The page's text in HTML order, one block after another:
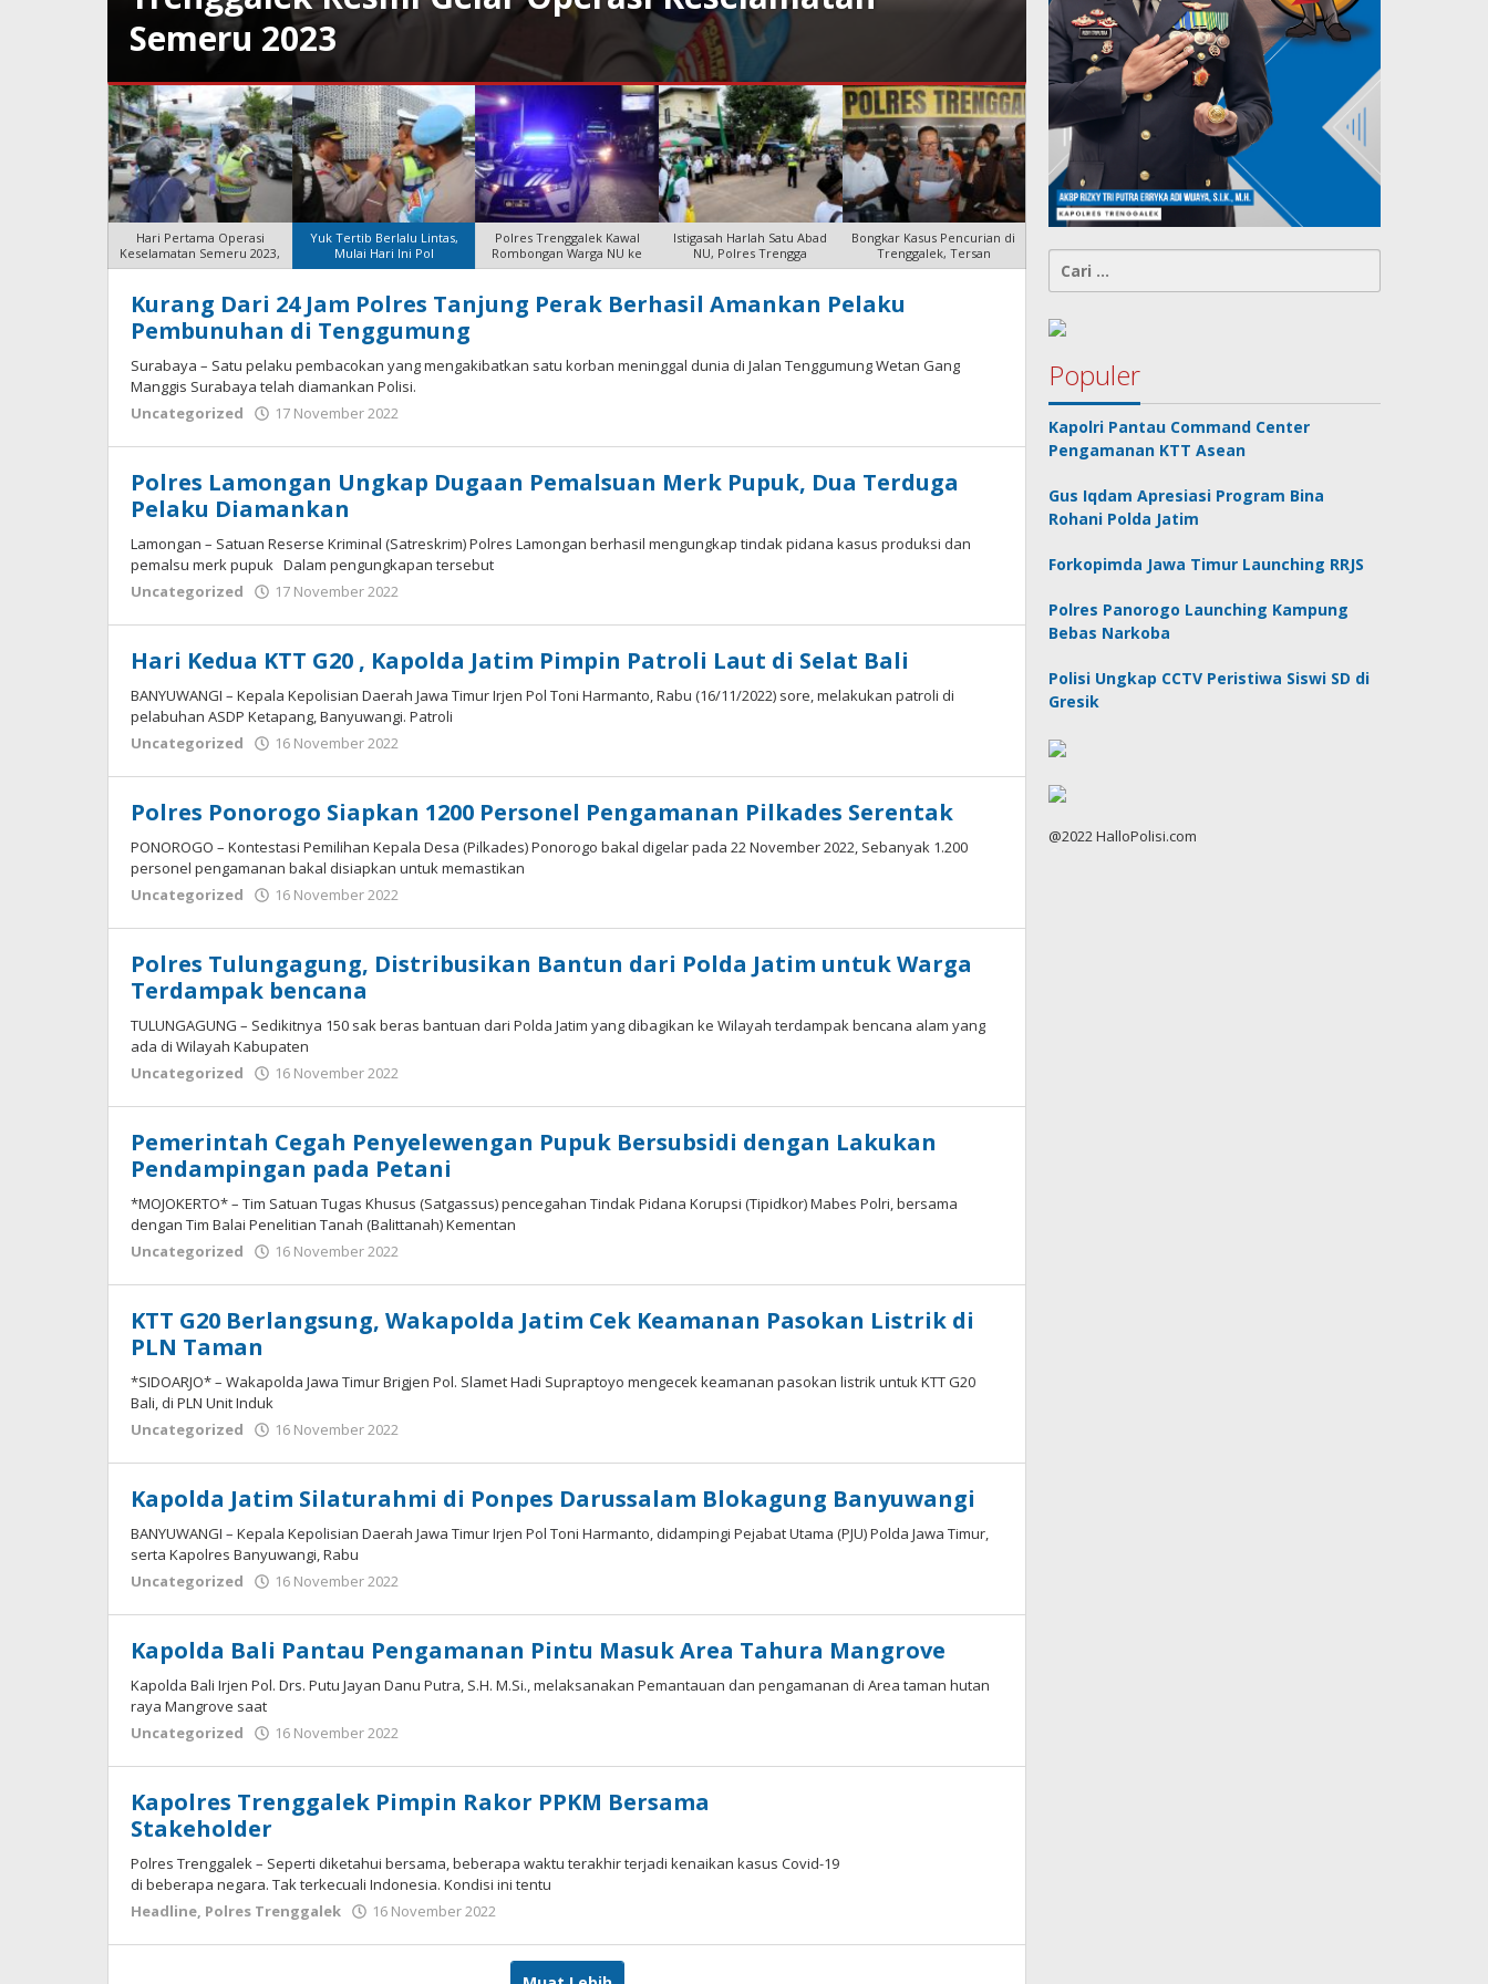
Semeru 2023
Sidoarjo
Hari Pertama Operasi
Keselamatan Semeru 2023,
Yuk Tertib Berlalu Lintas,
Mulai Hari Ini Pol
Polres Trenggalek Kawal
Rombongan Warga NU ke
Istigasah Harlah Satu Abad
NU, Polres Trengga
Bongkar Kasus Pencurian di
Trenggalek, Tersan
HALLOPOLISI.COM
Kurang Dari 24 Jam Polres Tanjung Perak Berhasil Amankan Pelaku
Pembunuhan di Tenggumung
Surabaya – Satu pelaku pembacokan yang mengakibatkan satu korban meninggal dunia di Jalan Tenggumung Wetan Gang
Manggis Surabaya telah diamankan Polisi.
Uncategorized
17 November 2022
Polres Lamongan Ungkap Dugaan Pemalsuan Merk Pupuk, Dua Terduga
Pelaku Diamankan
Lamongan – Satuan Reserse Kriminal (Satreskrim) Polres Lamongan berhasil mengungkap tindak pidana kasus produksi dan
pemalsu merk pupuk Dalam pengungkapan tersebut
Uncategorized
17 November 2022
Hari Kedua KTT G20 , Kapolda Jatim Pimpin Patroli Laut di Selat Bali
BANYUWANGI – Kepala Kepolisian Daerah Jawa Timur Irjen Pol Toni Harmanto, Rabu (16/11/2022) sore, melakukan patroli di
pelabuhan ASDP Ketapang, Banyuwangi. Patroli
Uncategorized
16 November 2022
Polres Ponorogo Siapkan 1200 Personel Pengamanan Pilkades Serentak
PONOROGO – Kontestasi Pemilihan Kepala Desa (Pilkades) Ponorogo bakal digelar pada 22 November 2022, Sebanyak 1.200
personel pengamanan bakal disiapkan untuk memastikan
Uncategorized
16 November 2022
Polres Tulungagung, Distribusikan Bantun dari Polda Jatim untuk Warga
Terdampak bencana
TULUNGAGUNG – Sedikitnya 150 sak beras bantuan dari Polda Jatim yang dibagikan ke Wilayah terdampak bencana alam yang
ada di Wilayah Kabupaten
Uncategorized
16 November 2022
Pemerintah Cegah Penyelewengan Pupuk Bersubsidi dengan Lakukan
Pendampingan pada Petani
*MOJOKERTO* – Tim Satuan Tugas Khusus (Satgassus) pencegahan Tindak Pidana Korupsi (Tipidkor) Mabes Polri, bersama
dengan Tim Balai Penelitian Tanah (Balittanah) Kementan
Uncategorized
16 November 2022
KTT G20 Berlangsung, Wakapolda Jatim Cek Keamanan Pasokan Listrik di
PLN Taman
*SIDOARJO* – Wakapolda Jawa Timur Brigjen Pol. Slamet Hadi Supraptoyo mengecek keamanan pasokan listrik untuk KTT G20
Bali, di PLN Unit Induk
Uncategorized
16 November 2022
Kapolda Jatim Silaturahmi di Ponpes Darussalam Blokagung Banyuwangi
BANYUWANGI – Kepala Kepolisian Daerah Jawa Timur Irjen Pol Toni Harmanto, didampingi Pejabat Utama (PJU) Polda Jawa Timur,
serta Kapolres Banyuwangi, Rabu
Uncategorized
16 November 2022
Kapolda Bali Pantau Pengamanan Pintu Masuk Area Tahura Mangrove
Kapolda Bali Irjen Pol. Drs. Putu Jayan Danu Putra, S.H. M.Si., melaksanakan Pemantauan dan pengamanan di Area taman hutan
raya Mangrove saat
Uncategorized
16 November 2022
Kapolres Trenggalek Pimpin Rakor PPKM Bersama
Stakeholder
Polres Trenggalek – Seperti diketahui bersama, beberapa waktu terakhir terjadi kenaikan kasus Covid-19
di beberapa negara. Tak terkecuali Indonesia. Kondisi ini tentu
Headline, Polres Trenggalek 16 November 2022
untuk:
Populer
Kapolri Pantau Command Center
Pengamanan KTT Asean
Gus Iqdam Apresiasi Program Bina
Rohani Polda Jatim
Forkopimda Jawa Timur Launching RRJS
Polres Panorogo Launching Kampung
Bebas Narkoba
Polisi Ungkap CCTV Peristiwa Siswi SD di
Gresik
@2022 HalloPolisi.com